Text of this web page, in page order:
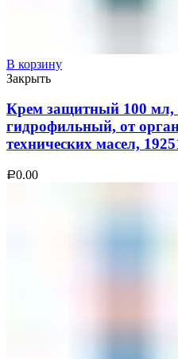
В корзину
Закрыть
Крем защитный 100
гидрофильный, от
технических масел,
Р0.00